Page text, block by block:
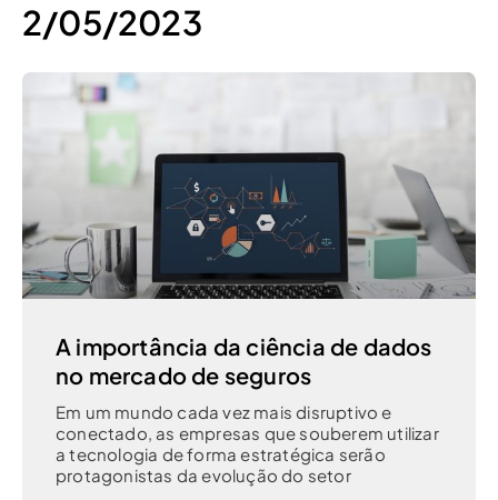
2/05/2023
A importância da ciência de dados
no mercado de seguros
Em um mundo cada vez mais disruptivo e
conectado, as empresas que souberem utilizar
a tecnologia de forma estratégica serão
protagonistas da evolução do setor